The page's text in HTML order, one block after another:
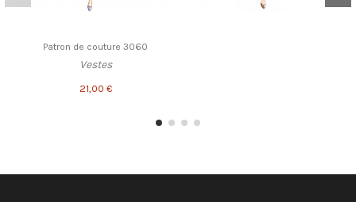
Patron de couture 3060
Vestes
21,00 €